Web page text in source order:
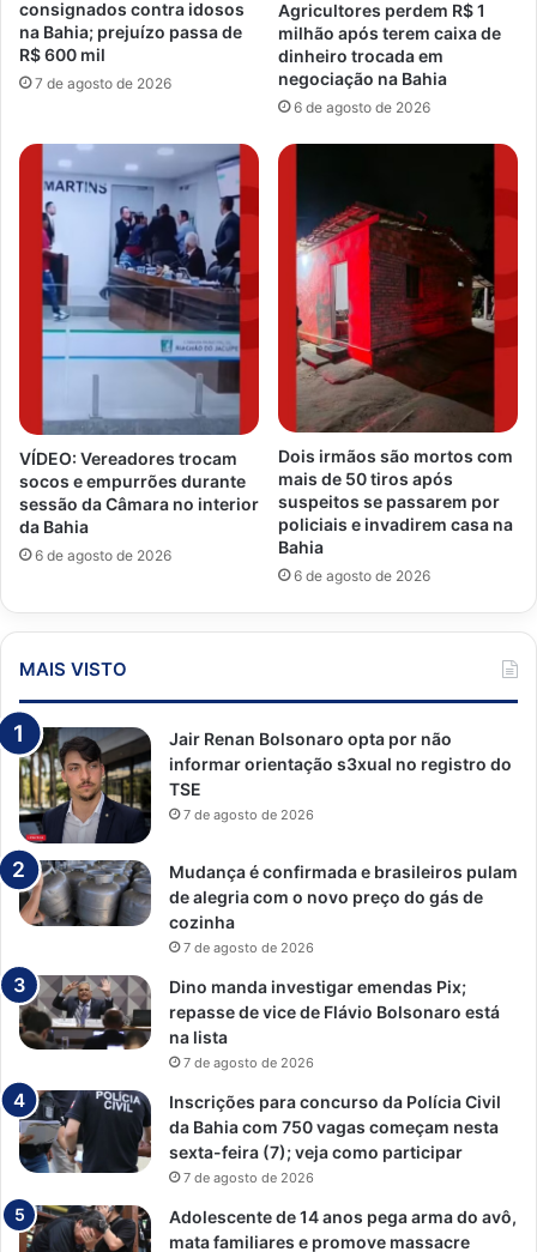
consignados contra idosos
na Bahia; prejuízo passa de
R$ 600 mil
7 de agosto de 2026
Agricultores perdem R$ 1
milhão após terem caixa de
dinheiro trocada em
negociação na Bahia
6 de agosto de 2026
VÍDEO: Vereadores trocam
socos e empurrões durante
sessão da Câmara no interior
da Bahia
6 de agosto de 2026
Dois irmãos são mortos com
mais de 50 tiros após
suspeitos se passarem por
policiais e invadirem casa na
Bahia
6 de agosto de 2026
MAIS VISTO
Jair Renan Bolsonaro opta por não
informar orientação s3xual no registro do
TSE
7 de agosto de 2026
Mudança é confirmada e brasileiros pulam
de alegria com o novo preço do gás de
cozinha
7 de agosto de 2026
Dino manda investigar emendas Pix;
repasse de vice de Flávio Bolsonaro está
na lista
7 de agosto de 2026
Inscrições para concurso da Polícia Civil
da Bahia com 750 vagas começam nesta
sexta-feira (7); veja como participar
7 de agosto de 2026
Adolescente de 14 anos pega arma do avô,
mata familiares e promove massacre